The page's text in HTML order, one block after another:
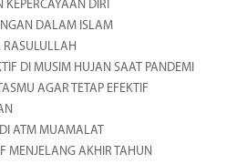
DIRI
DALAM ISLAM
RASULULLAH
DI MUSIM HUJAN SAAT PANDEMI
AGAR TETAP EFEKTIF
ATM MUAMALAT
MENJELANG AKHIR TAHUN